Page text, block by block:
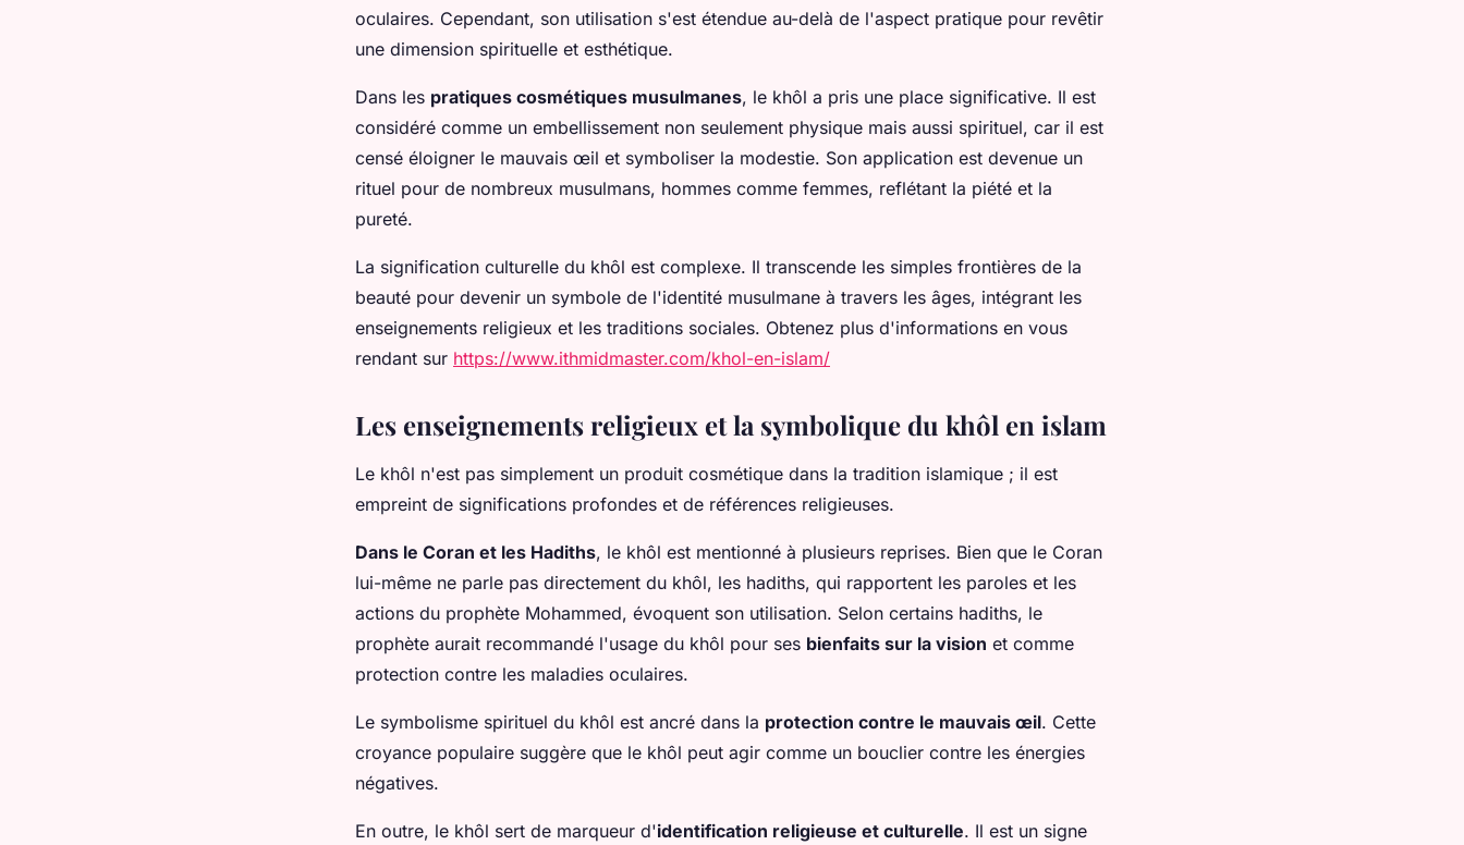
oculaires. Cependant, son utilisation s'est étendue au-delà de l'aspect pratique pour revêtir
une dimension spirituelle et esthétique.
Dans les pratiques cosmétiques musulmanes, le khôl a pris une place significative. Il est
considéré comme un embellissement non seulement physique mais aussi spirituel, car il est
censé éloigner le mauvais œil et symboliser la modestie. Son application est devenue un
rituel pour de nombreux musulmans, hommes comme femmes, reflétant la piété et la
pureté.
La signification culturelle du khôl est complexe. Il transcende les simples frontières de la
beauté pour devenir un symbole de l'identité musulmane à travers les âges, intégrant les
enseignements religieux et les traditions sociales. Obtenez plus d'informations en vous
rendant sur https://www.ithmidmaster.com/khol-en-islam/
Les enseignements religieux et la symbolique du khôl en islam
Le khôl n'est pas simplement un produit cosmétique dans la tradition islamique ; il est
empreint de significations profondes et de références religieuses.
Dans le Coran et les Hadiths, le khôl est mentionné à plusieurs reprises. Bien que le Coran
lui-même ne parle pas directement du khôl, les hadiths, qui rapportent les paroles et les
actions du prophète Mohammed, évoquent son utilisation. Selon certains hadiths, le
prophète aurait recommandé l'usage du khôl pour ses bienfaits sur la vision et comme
protection contre les maladies oculaires.
Le symbolisme spirituel du khôl est ancré dans la protection contre le mauvais œil. Cette
croyance populaire suggère que le khôl peut agir comme un bouclier contre les énergies
négatives.
En outre, le khôl sert de marqueur d'identification religieuse et culturelle. Il est un signe